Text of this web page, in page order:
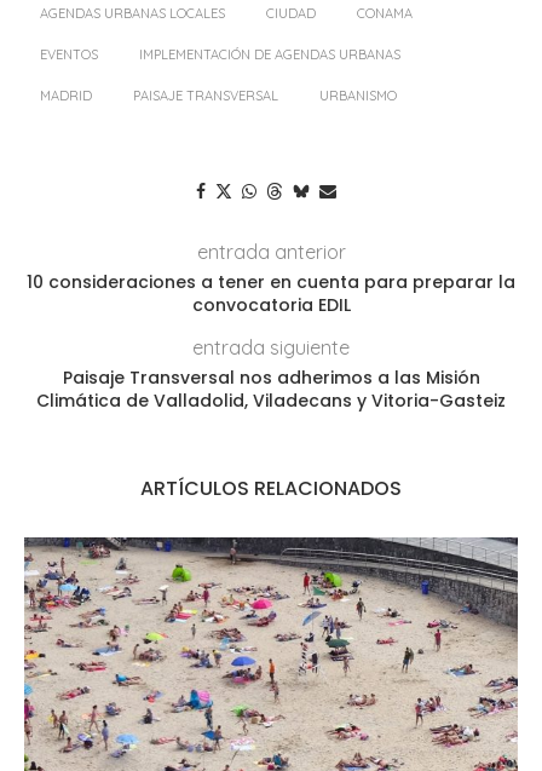
AGENDAS URBANAS LOCALES CIUDAD CONAMA
EVENTOS IMPLEMENTACIÓN DE AGENDAS URBANAS
MADRID PAISAJE TRANSVERSAL URBANISMO
entrada anterior
10 consideraciones a tener en cuenta para preparar la
convocatoria EDIL
entrada siguiente
Paisaje Transversal nos adherimos a las Misión
Climática de Valladolid, Viladecans y Vitoria-Gasteiz
ARTÍCULOS RELACIONADOS